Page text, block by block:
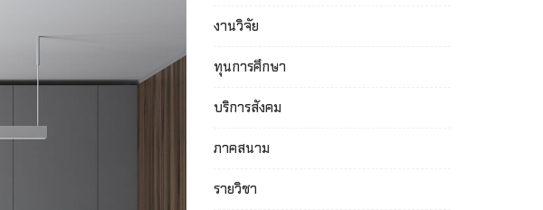
งานวิจัย
ทุนการศึกษา
บริการสังคม
ภาคสนาม
รายวิชา